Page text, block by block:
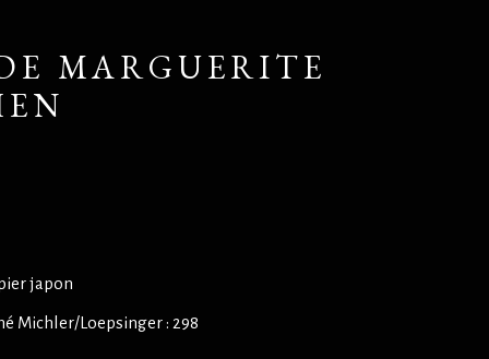
MARGUERITE
japon
Michler/Loepsinger : 298